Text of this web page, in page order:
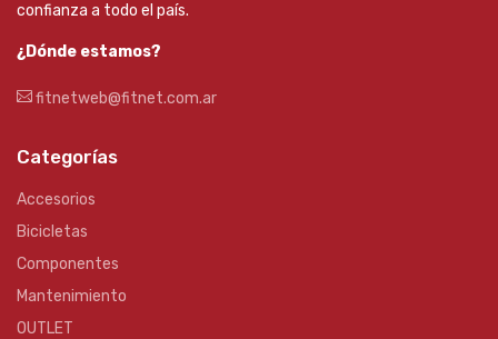
confianza a todo el país.
¿Dónde estamos?
fitnetweb@fitnet.com.ar
Categorías
Accesorios
Bicicletas
Componentes
Mantenimiento
OUTLET